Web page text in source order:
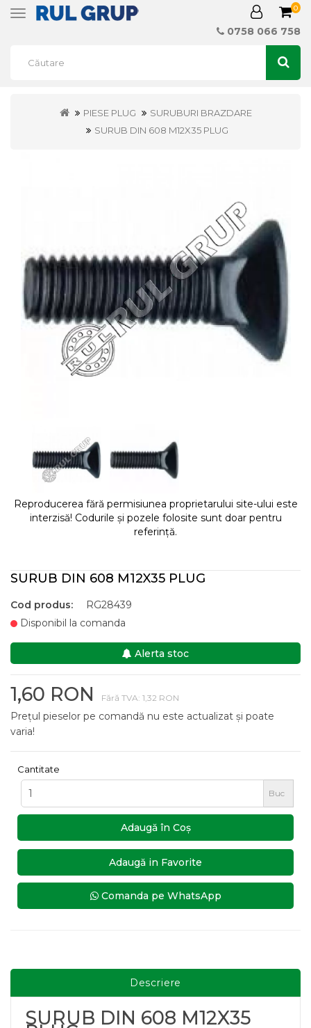
Toggle
0
0758 066 758
PIESE PLUG
SURUBURI BRAZDARE
SURUB DIN 608 M12X35 PLUG
Reproducerea fără permisiunea proprietarului site-ului este
interzisă! Codurile și pozele folosite sunt doar pentru
referință.
SURUB DIN 608 M12X35 PLUG
Cod produs:
RG28439
Disponibil la comanda
Alerta stoc
1,60 RON Fără TVA: 1,32 RON
Prețul pieselor pe comandă nu este actualizat și poate
varia!
Cantitate
Buc
Adaugă în Coş
Adaugă in Favorite
Comanda pe WhatsApp
Descriere
SURUB DIN 608 M12X35